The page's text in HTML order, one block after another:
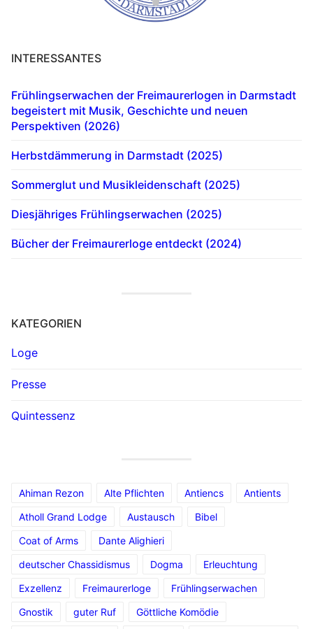
INTERESSANTES
Frühlingserwachen der Freimaurerlogen in Darmstadt
begeistert mit Musik, Geschichte und neuen
Perspektiven (2026)
Herbstdämmerung in Darmstadt (2025)
Sommerglut und Musikleidenschaft (2025)
Diesjähriges Frühlingserwachen (2025)
Bücher der Freimaurerloge entdeckt (2024)
KATEGORIEN
Loge
Presse
Quintessenz
Ahiman Rezon Alte Pflichten Antiencs
Antients
Atholl Grand Lodge
Austausch
Bibel
Coat of Arms
Dante Alighieri
deutscher Chassidismus
Dogma
Erleuchtung
Exzellenz
Freimaurerloge
Frühlingserwachen
Gnostik
guter Ruf
Göttliche Komödie